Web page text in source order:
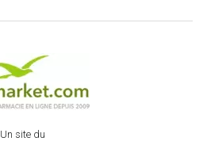
Un site du